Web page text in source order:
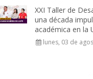
XXI Taller de
una década
académica en la
lunes, 03 de